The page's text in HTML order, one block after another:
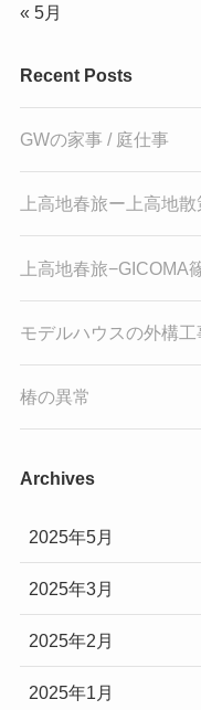
« 5月
Recent Posts
GWの家事 / 庭仕事
上高地春旅ー上高地散
上高地春旅
モデルハウスの外構工
椿の異常
Archives
2025年5月
2025年3月
2025年2月
2025年1月